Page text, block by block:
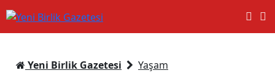
Yeni Birlik Gazetesi Yaşam